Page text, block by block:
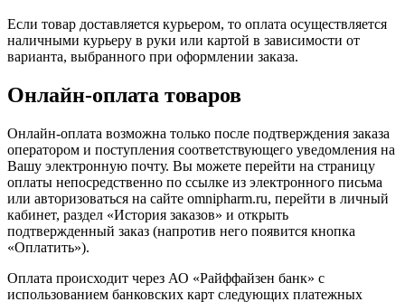
Если товар доставляется курьером, то оплата осуществляется
наличными курьеру в руки или картой в зависимости от
варианта, выбранного при оформлении заказа.
Онлайн-оплата товаров
Онлайн-оплата возможна только после подтверждения заказа
оператором и поступления соответствующего уведомления на
Вашу электронную почту. Вы можете перейти на страницу
оплаты непосредственно по ссылке из электронного письма
или авторизоваться на сайте omnipharm.ru, перейти в личный
кабинет, раздел «История заказов» и открыть
подтвержденный заказ (напротив него появится кнопка
«Оплатить»).
Оплата происходит через АО «Райффайзен банк» с
использованием банковских карт следующих платежных